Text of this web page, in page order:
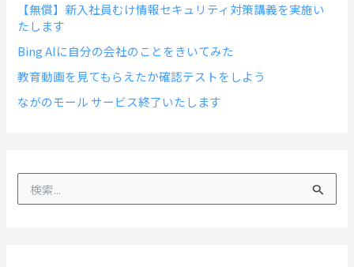
【無償】新入社員むけ情報セキュリティ対策講義を実施い
たします
Bing AIに自分の会社のことをきいてみた
教育動画を見てもらえたか確認テストをしよう
ながのモール サービス終了いたします